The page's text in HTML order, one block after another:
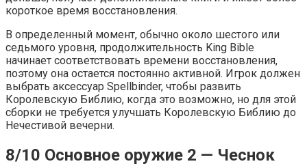
короткое время восстановления.
В определенный момент, обычно около шестого или
седьмого уровня, продолжительность King Bible
начинает соответствовать времени восстановления,
поэтому она остается постоянно активной. Игрок должен
выбрать аксессуар Spellbinder, чтобы развить
Королевскую Библию, когда это возможно, но для этой
сборки не требуется улучшать Королевскую Библию до
Нечестивой вечерни.
8/10 Основное оружие 2 — Чеснок